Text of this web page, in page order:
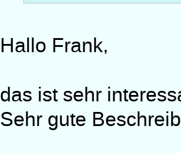
Hallo Frank,
das ist sehr
Sehr gute